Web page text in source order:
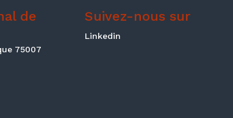
de
75007
Suivez-nous sur
Linkedin